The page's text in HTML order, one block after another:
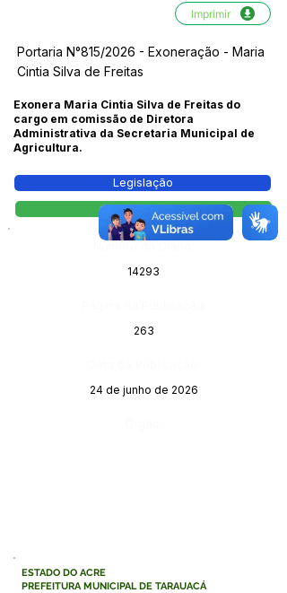
Imprimir
Portaria N°815/2026 - Exoneração - Maria
Cintia Silva de Freitas
Exonera Maria Cintia Silva de Freitas do
cargo em comissão de Diretora
Administrativa da Secretaria Municipal de
Agricultura.
Legislação
Portaria
14293
263
24 de junho de 2026
ESTADO DO ACRE
PREFEITURA MUNICIPAL DE TARAUACÁ